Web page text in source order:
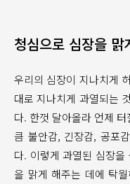
청심으로 심장을 맑
우리의 심장이 지나치게
대로 지나치게 과열되는
다. 한껏 달아올라 언제
큼 불안감, 긴장감, 공포
다. 이렇게 과열된 심장을
을 맑게 해주는 데에 탁